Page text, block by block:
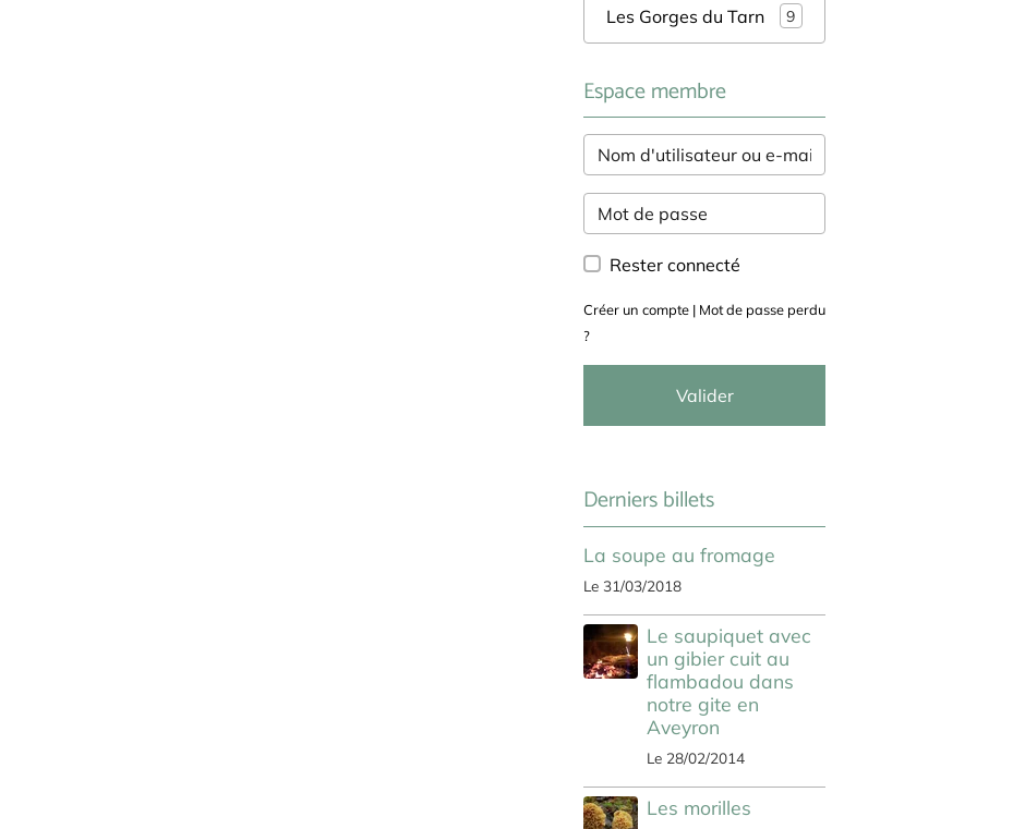
Les Gorges du Tarn 9
Espace membre
Rester connecté
Créer un compte | Mot de passe perdu
?
Valider
Derniers billets
La soupe au fromage
Le 31/03/2018
Le saupiquet avec
un gibier cuit au
flambadou dans
notre gite en
Aveyron
Le 28/02/2014
Les morilles